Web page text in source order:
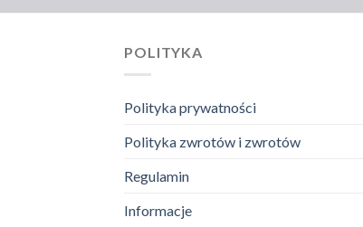
POLITYKA
Polityka prywatności
Polityka zwrotów i zwrotów
Regulamin
Informacje